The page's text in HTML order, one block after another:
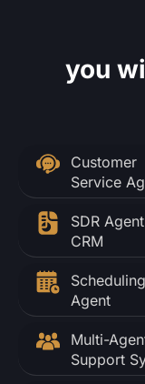
you
Customer
Service
SDR
CRM
Scheduling
Agent
Multi-
Support